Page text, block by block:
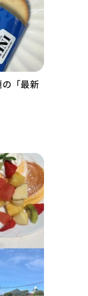
「最新